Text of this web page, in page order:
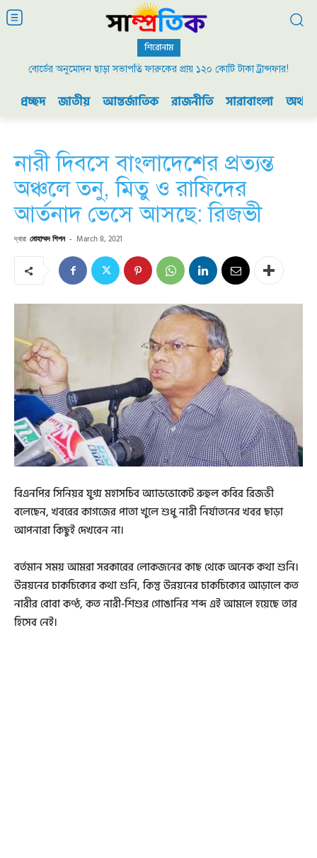
শিরোনাম
বোর্ডের অনুমোদন ছাড়া সভাপতি ফারুকের প্রায় ১২০ কোটি টাকা ট্রান্সফার!
প্রচ্ছদ জাতীয় আন্তর্জাতিক রাজনীতি সারাবাংলা
নারী দিবসে বাংলাদেশের প্রত্যন্ত
অঞ্চলে তনু, মিতু ও রাফিদের
আর্তনাদ ভেসে আসছে: রিজভী
দ্বারা মোহাম্মদ শিপন - March 8, 2021
বিএনপির সিনিয়র যুগ্ম মহাসচিব অ্যাডভোকেট রুহুল কবির রিজভী
বলেছেন, খবরের কাগজের পাতা খুলে শুধু নারী নির্যাতনের খবর ছাড়া
আপনারা কিছুই দেখবেন না।
বর্তমান সময় আমরা সরকারের লোকজনের কাছ থেকে অনেক কথা শুনি।
উন্নয়নের চাকচিক্যের কথা শুনি, কিন্তু উন্নয়নের চাকচিক্যের আড়ালে কত
নারীর বোবা কণ্ঠ, কত নারী-শিশুর গোঙানির শব্দ এই আমলে হয়েছে তার
হিসেব নেই।